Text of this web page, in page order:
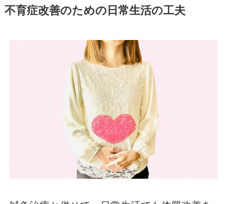
不育症改善のための日常生活の工夫